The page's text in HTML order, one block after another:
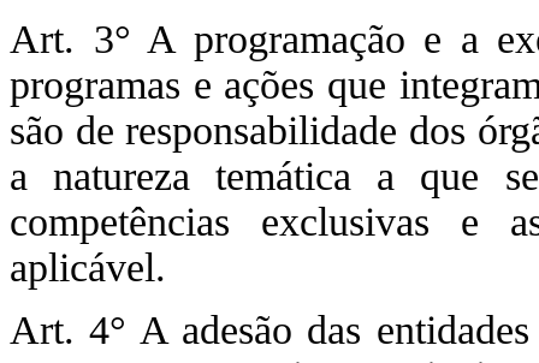
Art. 3° A programação e a
programas e ações que
são de responsabilidade dos
a natureza temática a que
competências exclusivas e
aplicável.
Art. 4° A adesão das